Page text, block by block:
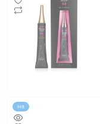
Hit